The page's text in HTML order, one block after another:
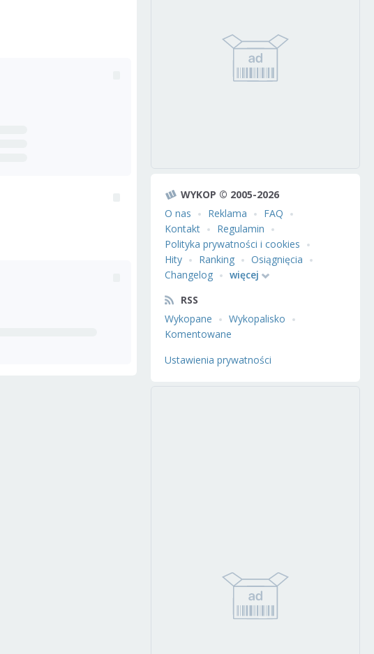
WYKOP © 2005-2026
O nas
Reklama
FAQ
Kontakt
Regulamin
Polityka prywatności i cookies
Hity
Ranking
Osiągnięcia
Changelog
więcej
RSS
Wykopane
Wykopalisko
Komentowane
Ustawienia prywatności